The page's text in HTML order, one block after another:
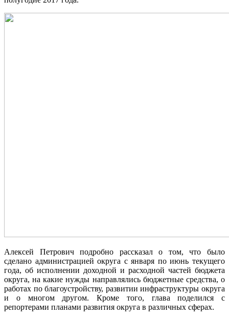
Алексей Петрович подробно рассказал о том, что было
сделано администрацией округа с января по июнь текущего
года, об исполнении доходной и расходной частей бюджета
округа, на какие нужды направлялись бюджетные средства, о
работах по благоустройству, развитии инфраструктуры округа
и о многом другом. Кроме того, глава поделился с
репортерами планами развития округа в различных сферах.